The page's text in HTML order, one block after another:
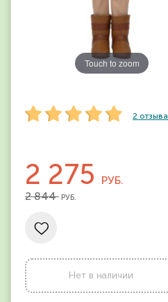
Touch to zoom
2 отзыва
2 275
РУБ.
2 844 РУБ.
Нет в наличии